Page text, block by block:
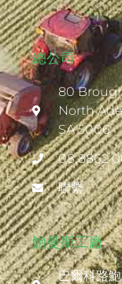
總公司
80
North
SA 5006
08 8862
聯繫
鮑曼斯工廠
巴爾科路